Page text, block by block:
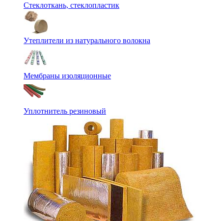
Стеклоткань, стеклопластик
Утеплители из натурального волокна
Мембраны изоляционные
Уплотнитель резиновый